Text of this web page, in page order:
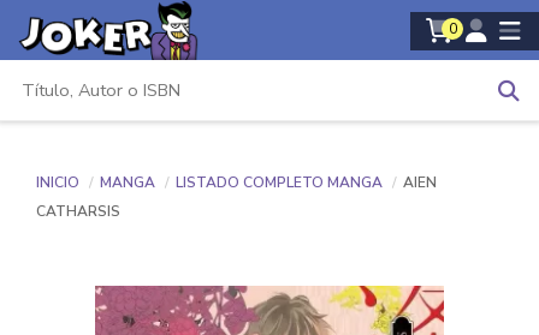
0
INICIO MANGA LISTADO COMPLETO MANGA
AIEN
CATHARSIS